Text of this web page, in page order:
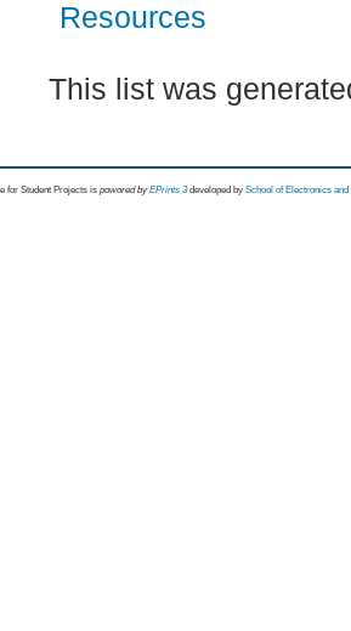
Resources
This list was
for Student Projects is powored byEPrints 3 developed by School of Electronics